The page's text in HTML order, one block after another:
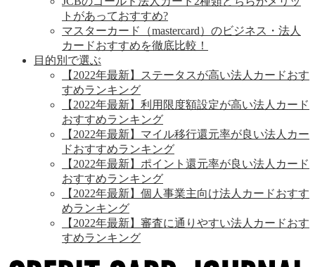
トがあっておすすめ?
マスターカード（mastercard）のビジネス・法人
カードおすすめを徹底比較！
目的別で選ぶ
【2022年最新】ステータスが高い法人カードおす
すめランキング
【2022年最新】利用限度額設定が高い法人カード
おすすめランキング
【2022年最新】マイル移行還元率が良い法人カー
ドおすすめランキング
【2022年最新】ポイント還元率が良い法人カード
おすすめランキング
【2022年最新】個人事業主向け法人カードおすす
めランキング
【2022年最新】審査に通りやすい法人カードおす
すめランキング